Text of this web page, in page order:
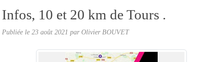
Infos, 10 et 20 km de Tours .
Publiée le 23 août 2021 par Olivier BOUVET